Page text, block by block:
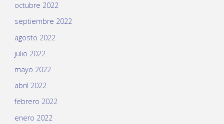
octubre 2022
septiembre 2022
agosto 2022
julio 2022
mayo 2022
abril 2022
febrero 2022
enero 2022